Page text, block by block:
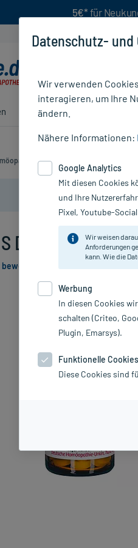
5€* für
Ratgeber
/ Einzelmittel
D 4, 80 St
& PlusHerzen sichern
Datenschutz-
Wir verwenden
interagieren, um Ihre
ändern.
Nähere Informationen:
Google Analytics
Mit diesen Cookies
und Ihre
Pixel, Youtube-
Wir weisen
Anforderungen
kann. Wie die
Werbung
In diesen Cookies
schalten (Criteo,
Plugin, Emarsys).
Funktionelle Cookies
Diese Cookies sind